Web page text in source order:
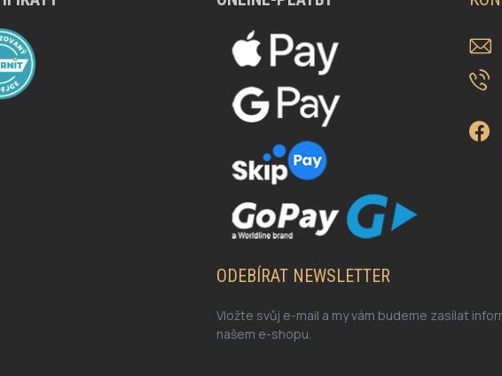
ODEBÍRAT NEWSLETTER
Vložte svůj e-mail a my vám budeme zasílat
našem e-shopu.